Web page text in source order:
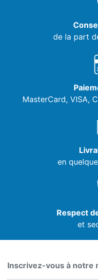
de la part
MasterCard, VISA,
en
Respect
et
Inscrivez-vous à notre